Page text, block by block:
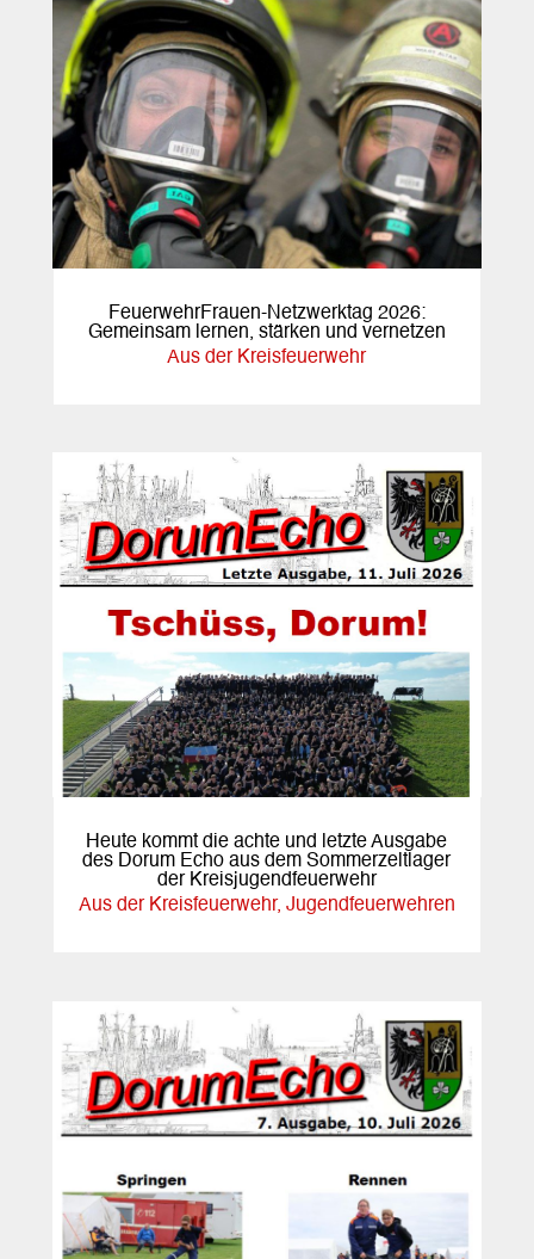
FeuerwehrFrauen-Netzwerktag 2026:
Gemeinsam lernen, stärken und vernetzen
Aus der Kreisfeuerwehr
Heute kommt die achte und letzte Ausgabe
des Dorum Echo aus dem Sommerzeltlager
der Kreisjugendfeuerwehr
Aus der Kreisfeuerwehr, Jugendfeuerwehren